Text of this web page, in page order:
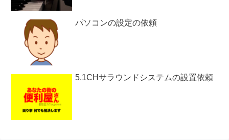
パソコンの設定の依頼
5.1CHサラウンドシステムの設置依頼